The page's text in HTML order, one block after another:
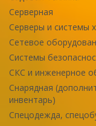
Серверная
Серверы и системы
Сетевое
Системы
СКС и инженерное
Снарядная
инвентарь)
Спецодежда,